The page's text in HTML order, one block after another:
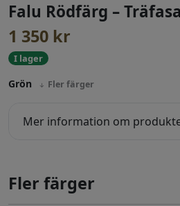
Falu Rödfärg –
1 350 kr
I lager
Grön Fler färger
Mer information om
Fler färger